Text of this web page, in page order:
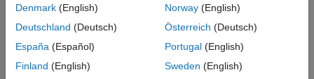
테이블
categorical형 배열
datetime형 배열
카테고리
숫자형
Denmark (English)
Deutschland (Deutsch)
España (Español)
Finland (English)
Norway(English)
Österreich (Deutsch)
Portugal(English)
Sweden (English)